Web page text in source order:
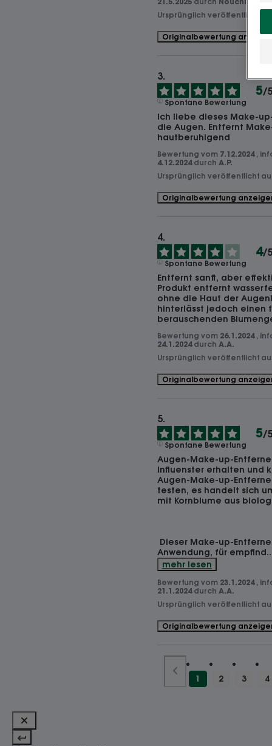
Ursprünglich veröffentlicht
Originalbewertung
5/5
Spontane Bewertung
Ich liebe dieses Make-
die Augen. Entfernt
hautberuhigend
Bewertung vom 7.12.2024 ,
4.12.2024 durch A.P.
Ursprünglich veröffentlicht
Originalbewertung
4/5
Spontane Bewertung
Entfernt sanft, aber
Produkt entfernt
ohne die Haut der
hinterlässt jedoch einen
berauschenden
Bewertung vom 26.1.2024 ,
24.1.2024 durch A.A.
Ursprünglich veröffentlicht
Originalbewertung
5/5
Spontane Bewertung
Augen-Make-up-
Influenster erhalten und
Augen-Make-up-
testen, es handelt sich
mit Kornblume aus
Anwendung, für empfind
mehr lesen
Bewertung vom 23.1.2024 ,
21.1.2024 durch A.A.
Ursprünglich veröffentlicht
Originalbewertung
1 2 3 4